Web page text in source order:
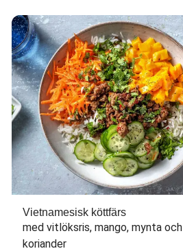
Vietnamesisk köttfärs
med vitlöksris, mango, mynta och
koriander